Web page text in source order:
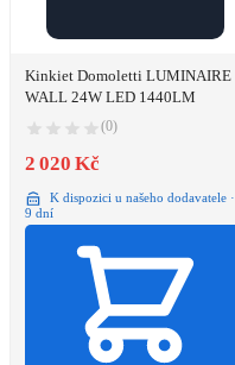
Kinkiet Domoletti LUMINAIRE
WALL 24W LED 1440LM
(0)
2 020 Kč
K dispozici u našeho dodavatele ·
9 dní